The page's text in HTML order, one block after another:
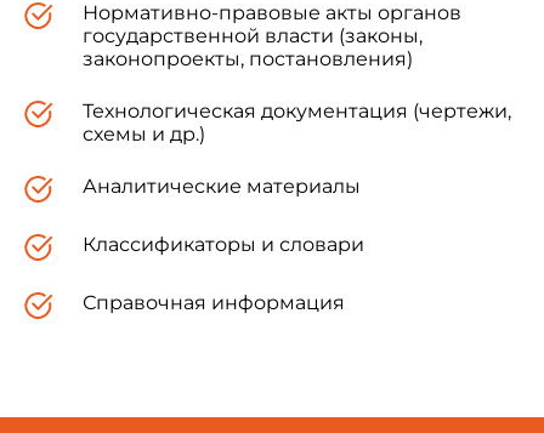
Нормативно-правовые акты органов
государственной власти (законы,
законопроекты, постановления)
Технологическая документация (чертежи,
схемы и др.)
Аналитические материалы
Классификаторы и словари
Справочная информация